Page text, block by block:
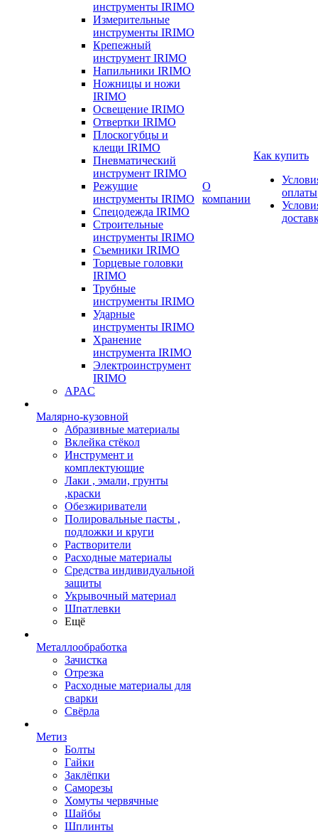
инструменты IRIMO
Измерительные
инструменты IRIMO
Крепежный
инструмент IRIMO
Напильники IRIMO
Ножницы и ножи
IRIMO
Освещение IRIMO
Отвертки IRIMO
Плоскогубцы и
клещи IRIMO
Пневматический
инструмент IRIMO
Режущие
инструменты IRIMO
Спецодежда IRIMO
Строительные
инструменты IRIMO
Съемники IRIMO
Торцевые головки
IRIMO
Трубные
инструменты IRIMO
Ударные
инструменты IRIMO
Хранение
инструмента IRIMO
Электроинструмент
IRIMO
APAC
Малярно-кузовной
Абразивные материалы
Вклейка стёкол
Инструмент и
комплектующие
Лаки , эмали, грунты
,краски
Обезжириватели
Полировальные пасты ,
подложки и круги
Растворители
Расходные материалы
Средства индивидуальной
защиты
Укрывочный материал
Шпатлевки
Ещё
Металлообработка
Зачистка
Отрезка
Расходные материалы для
сварки
Свёрла
Метиз
Болты
Гайки
Заклёпки
Саморезы
Хомуты червячные
Шайбы
Шплинты
О
компании
Как купить
оплаты